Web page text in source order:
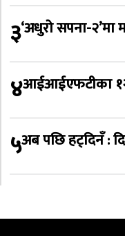
३‘अधुरो सपना-२’मा
४आईआईएफटीका १२८
५अब पछि हट्दिनँ :